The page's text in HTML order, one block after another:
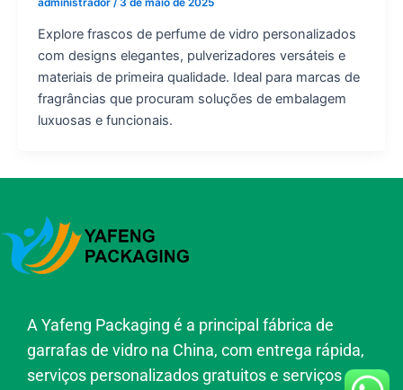
administrador /3 de maio de 2025
Explore frascos de perfume de vidro personalizados
com designs elegantes, pulverizadores versáteis e
materiais de primeira qualidade. Ideal para marcas de
fragrâncias que procuram soluções de embalagem
luxuosas e funcionais.
A Yafeng Packaging é a principal fábrica de
garrafas de vidro na China, com entrega rápida,
serviços personalizados gratuitos e serviços